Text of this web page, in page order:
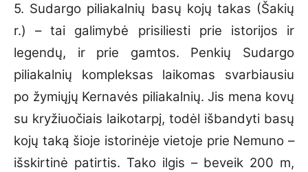
5. Sudargo piliakalnių basų kojų takas (Šakių
r.) – tai galimybė prisiliesti prie istorijos ir
legendų, ir prie gamtos. Penkių Sudargo
piliakalnių kompleksas laikomas svarbiausiu
po žymiųjų Kernavės piliakalnių. Jis mena kovų
su kryžiuočiais laikotarpį, todėl išbandyti basų
kojų taką šioje istorinėje vietoje prie Nemuno –
išskirtinė patirtis. Tako ilgis – beveik 200 m,